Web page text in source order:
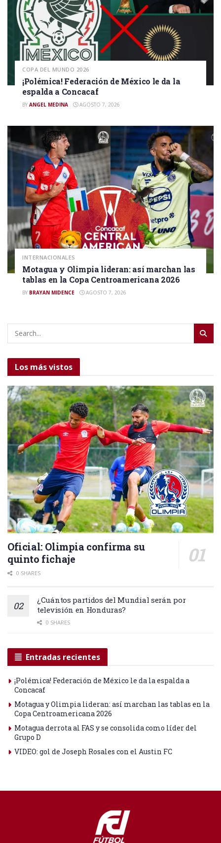
COPA DEL MUNDO 2026
¡Polémica! Federación de México le da la
espalda a Concacaf
BY ANGEL MEDINA AGOSTO 7, 2026
INTERNACIONALES
Motagua y Olimpia lideran: así marchan las
tablas en la Copa Centroamericana 2026
BY BRAYAN MIDENCE AGOSTO 7, 2026
Los más vistos
Oficial: Olimpia confirma su
quinto fichaje
0 SHARES
¿Cuántos partidos del Mundial serán por
televisión en Honduras?
0 SHARES
Entradas recientes
¡Polémica! Federación de México le da la espalda a
Concacaf
Motagua y Olimpia lideran: así marchan las tablas en la
Copa Centroamericana 2026
Motagua derrota al FAS y se consolida como líder del
Grupo D
VIDEO: gol de Joseph Rosales con el Austin FC